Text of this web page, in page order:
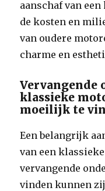
aanschaf van
de kosten en
van oudere
charme en
Vervangende
klassieke
moeilijk te
Een belangrijk
van een
vervangende
vinden kunnen